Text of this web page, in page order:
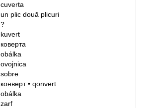
cuverta
un plicdouă plicuri
?
kuvert
коверта
obálka
ovojnica
sobre
конверт• qonvert
obálka
zarf